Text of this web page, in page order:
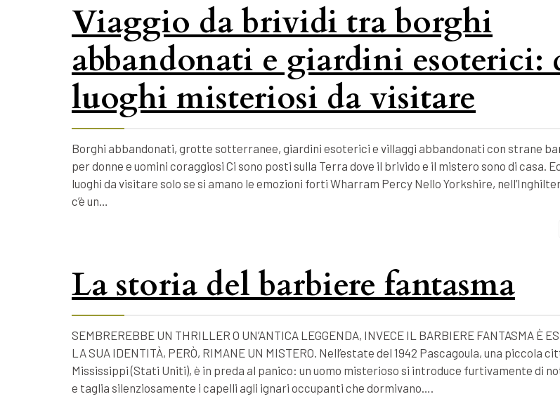
Viaggio da brividi tra borghi
abbandonati e giardini esoterici:
luoghi misteriosi da visitare
Borghi abbandonati, grotte sotterranee, giardini esoterici e villaggi abbandonati con strane
per donne e uomini coraggiosi Ci sono posti sulla Terra dove il brivido e il mistero sono di casa.
luoghi da visitare solo se si amano le emozioni forti Wharram Percy Nello Yorkshire,
c’è un…
La storia del barbiere fantasma
SEMBREREBBE UN THRILLER O UN’ANTICA LEGGENDA, INVECE IL BARBIERE FANTASMA È
LA SUA IDENTITÀ, PERÒ, RIMANE UN MISTERO. Nell’estate del 1942 Pascagoula, una piccola
Mississippi (Stati Uniti), è in preda al panico: un uomo misterioso si introduce furtivamente di
e taglia silenziosamente i capelli agli ignari occupanti che dormivano….